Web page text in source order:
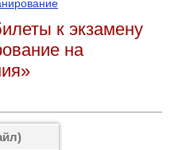
к экзамену
на